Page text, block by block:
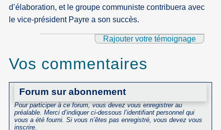
d’élaboration, et le groupe communiste contribuera avec
le vice-président Payre a son succès.
Rajouter votre témoignage
Vos commentaires
Forum sur abonnement
Pour participer à ce forum, vous devez vous enregistrer au
préalable. Merci d’indiquer ci-dessous l’identifiant personnel qui
vous a été fourni. Si vous n’êtes pas enregistré, vous devez vous
inscrire.